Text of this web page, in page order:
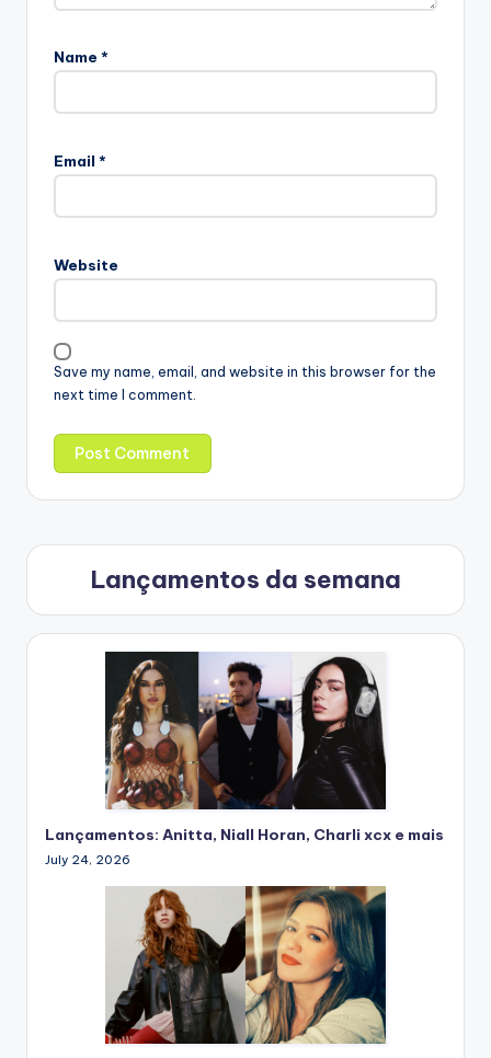
Name *
Email *
Website
Save my name, email, and website in this browser for the
next time I comment.
Lançamentos da semana
Lançamentos: Anitta, Niall Horan, Charli xcx e mais
July 24, 2026